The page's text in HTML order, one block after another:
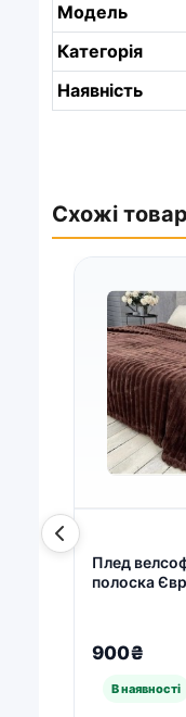
Модель
Категорія
Наявність
Схожі
Плед
полоска
900₴